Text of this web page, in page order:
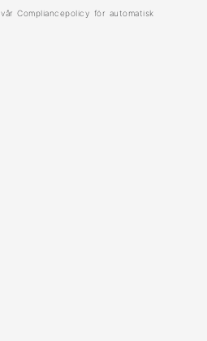
Compliancepolicy för automatisk